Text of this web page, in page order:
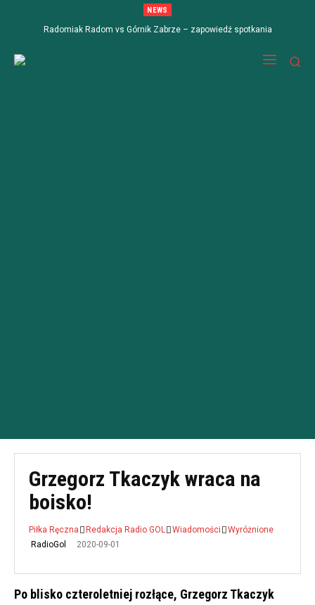
NEWS
Radomiak Radom vs Górnik Zabrze – zapowiedź spotkania
Grzegorz Tkaczyk wraca na
boisko!
Piłka Ręczna Redakcja Radio GOL Wiadomości
Wyróżnione
RadioGol
2020-09-01
Po blisko czteroletniej rozłące, Grzegorz Tkaczyk